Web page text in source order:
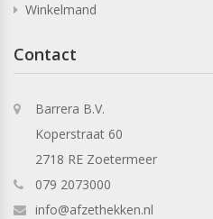
Winkelmand
Contact
Barrera B.V.
Koperstraat 60
2718 RE Zoetermeer
079 2073000
info@afzethekken.nl